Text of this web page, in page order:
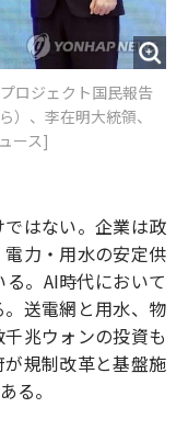
ロジェクト国民報告
）、李在明大統領、
ース]
はない。企業は政
力・用水の安定供
。AI時代において
送電網と用水、物
兆ウォンの投資も
規制改革と基盤施
る。